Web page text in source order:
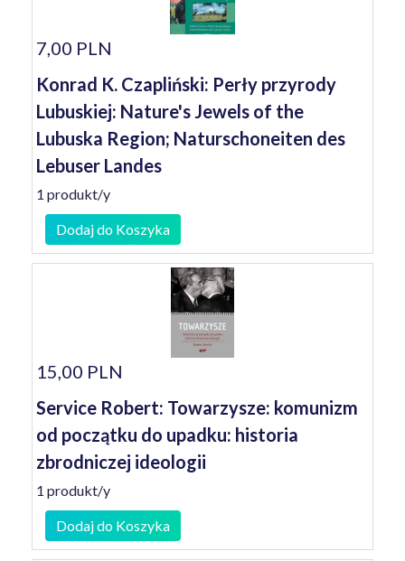
7,00 PLN
Konrad K. Czapliński: Perły przyrody
Lubuskiej: Nature's Jewels of the
Lubuska Region; Naturschoneiten des
Lebuser Landes
1 produkt/y
Dodaj do Koszyka
15,00 PLN
Service Robert: Towarzysze: komunizm
od początku do upadku: historia
zbrodniczej ideologii
1 produkt/y
Dodaj do Koszyka